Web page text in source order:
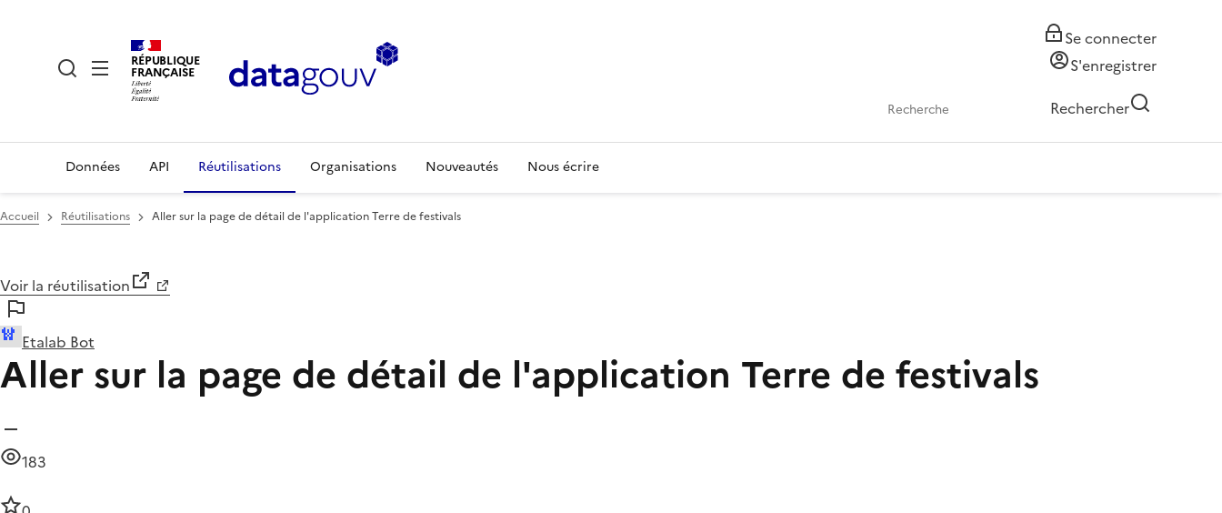
RÉPUBLIQUE
FRANÇAISE
Se connecter
S'enregistrer
Rechercher
Données API Réutilisations Organisations Nouveautés Nous écrire
Accueil Réutilisations Aller sur la page de détail de l'application Terre de festivals
Voir la réutilisation
Etalab Bot
Aller sur la page de détail de l'application Terre de festivals
183